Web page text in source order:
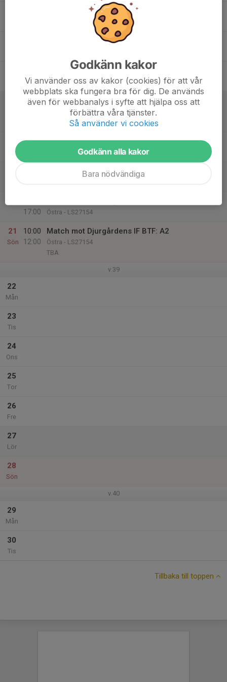
Årsmöte 2025
Solnahallens konferensrum
11:00
Match mot Spårvägens BTK: C1
Östra - LS27154
11:00
Match mot Djurgårdens IF BTF: B
Sthlm NV - LS27236
Match mot Norrtulls SK
17:00
Östra - LS27154
21
Sön
10:00
12:00
Match mot Djurgårdens IF BTF: A2
Östra - LS27154
TBA
v.39
22
Mån
23
Tis
24
Ons
25
Tor
26
Fre
27
Lör
28
Sön
v.40
29
Mån
30
Tis
Tillbaka till toppen
Godkänn kakor
Vi använder oss av kakor (cookies) för att vår
webbplats ska fungera bra för dig. De används
även för webbanalys i syfte att hjälpa oss att
förbättra våra tjänster.
Så använder vi cookies
Godkänn alla kakor
Bara nödvändiga